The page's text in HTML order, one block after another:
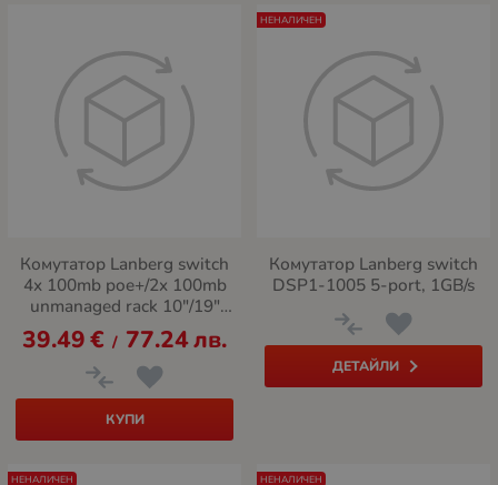
Комутатор Lanberg switch
4x 100mb poe+/2x 100mb
unmanaged rack 10"/19"
fast ethernet 60w
39.49€ / 77.24лв.
КУПИ
Комутатор Lanberg switch
DSP1-1005 5-port, 1GB/s
ДЕТАЙЛИ
НЕНАЛИЧЕН
НЕНАЛИЧЕН НЕНАЛИЧЕН